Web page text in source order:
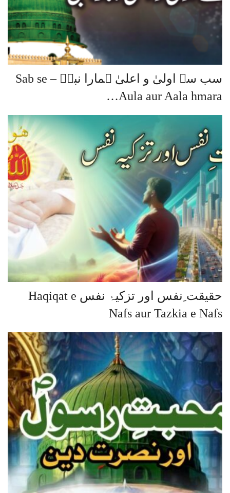
سب سے اولیٰ و اعلیٰ ہمارا نبیؐ – Sab se
Aula aur Aala hmara…
حقیقت ِنفس اور تزکیۂ نفس Haqiqat e
Nafs aur Tazkia e Nafs